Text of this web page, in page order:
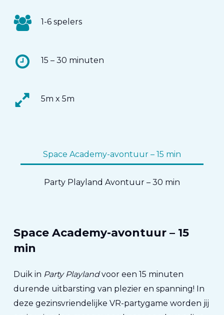
1-6 spelers
15 – 30 minuten
5m x 5m
Space Academy-avontuur – 15 min
Party Playland Avontuur – 30 min
Space Academy-avontuur – 15
min
Duik in Party Playlandvoor een 15 minuten
durende uitbarsting van plezier en spanning! In
deze gezinsvriendelijke VR-partygame worden jij